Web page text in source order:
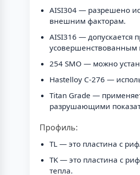
AISI304 — разрешено
внешним факторам.
AISI316 — допускается
254 SMO — можно
Hastelloy C-276 —
Titan Grade —
разрушающими
Профиль:
TL — это пластина с
TK — это пластина с
тепла.